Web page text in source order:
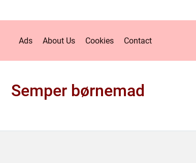
Ads About Us Cookies Contact
Semper børnemad